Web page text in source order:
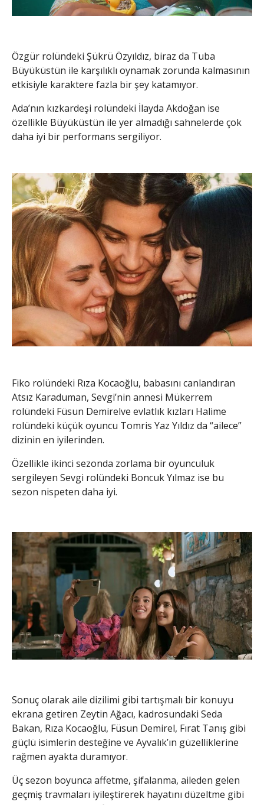
Özgür rolündeki Şükrü Özyıldız, biraz da Tuba
Büyüküstün ile karşılıklı oynamak zorunda kalmasının
etkisiyle karaktere fazla bir şey katamıyor.
Ada’nın kızkardeşi rolündeki İlayda Akdoğan ise
özellikle Büyüküstün ile yer almadığı sahnelerde çok
daha iyi bir performans sergiliyor.
Fiko rolündeki Rıza Kocaoğlu, babasını canlandıran
Atsız Karaduman, Sevgi’nin annesi Mükerrem
rolündeki Füsun Demirelve evlatlık kızları Halime
rolündeki küçük oyuncu Tomris Yaz Yıldız da “ailece”
dizinin en iyilerinden.
Özellikle ikinci sezonda zorlama bir oyunculuk
sergileyen Sevgi rolündeki Boncuk Yılmaz ise bu
sezon nispeten daha iyi.
Sonuç olarak aile dizilimi gibi tartışmalı bir konuyu
ekrana getiren Zeytin Ağacı, kadrosundaki Seda
Bakan, Rıza Kocaoğlu, Füsun Demirel, Fırat Tanış gibi
güçlü isimlerin desteğine ve Ayvalık’ın güzelliklerine
rağmen ayakta duramıyor.
Üç sezon boyunca affetme, şifalanma, aileden gelen
geçmiş travmaları iyileştirerek hayatını düzeltme gibi